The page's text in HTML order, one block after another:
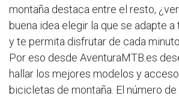
montaña destaca entre el resto,
buena idea elegir la que se adapte
y te permita disfrutar de cada
Por eso desde AventuraMTB.es
hallar los mejores modelos y
bicicletas de montaña. El número